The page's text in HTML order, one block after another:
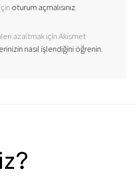
oturum açmalısınız.
azaltmak için Akismet
nasıl işlendiğini öğrenin.